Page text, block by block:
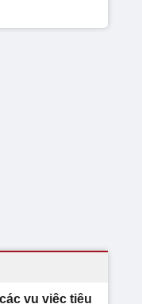
vụ việc tiêu